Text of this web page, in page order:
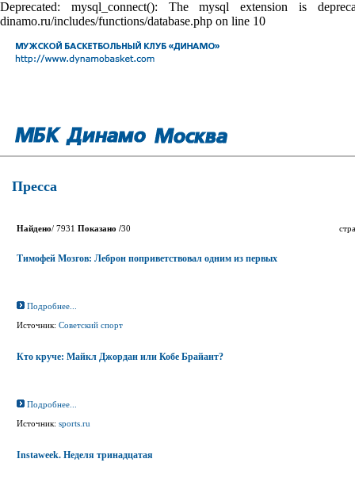
Deprecated: mysql_connect(): The mysql extension is
dinamo.ru/includes/functions/database.php on line 10
Пресса
Найдено/ 7931 Показано /30
Тимофей Мозгов: Леброн поприветствовал одним из первых
Подробнее...
Источник: Советский спорт
Кто круче: Майкл Джордан или Кобе Брайант?
Подробнее...
Источник: sports.ru
Instaweek. Неделя тринадцатая